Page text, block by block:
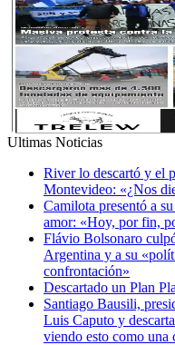
Ultimas Noticias
River lo descartó y el
Montevideo: «¿Nos
Camilota presentó a
amor: «Hoy, por fin,
Flávio Bolsonaro
Argentina y a su
confrontación»
Descartado un Plan
Santiago Bausili,
Luis Caputo y
viendo esto como una